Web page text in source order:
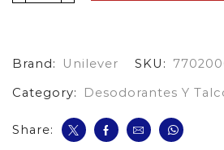
Dove
cantidad
Brand: Unilever SKU:
Category:
Desodorantes Y
Share: